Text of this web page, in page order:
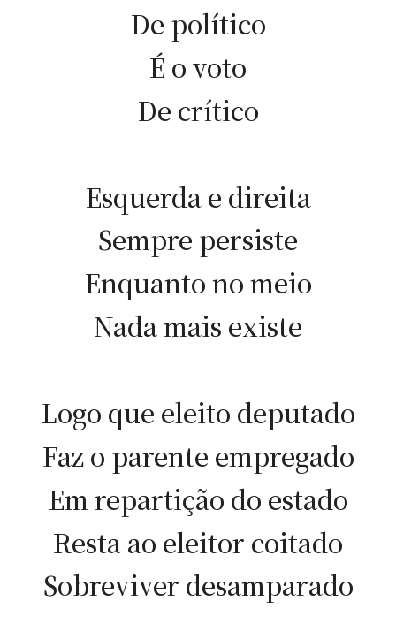
De político
É o voto
De crítico
Esquerda e direita
Sempre persiste
Enquanto no meio
Nada mais existe
Logo que eleito deputado
Faz o parente empregado
Em repartição do estado
Resta ao eleitor coitado
Sobreviver desamparado